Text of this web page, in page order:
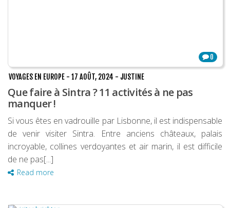
0
VOYAGES EN EUROPE - 17 AOÛT, 2024 - JUSTINE
Que faire à Sintra ? 11 activités à ne pas
manquer !
Si vous êtes en vadrouille par Lisbonne, il est indispensable
de venir visiter Sintra. Entre anciens châteaux, palais
incroyable, collines verdoyantes et air marin, il est difficile
de ne pas[...]
Read more